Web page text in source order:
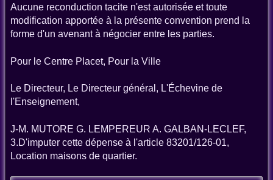
Aucune reconduction tacite n'est autorisée et toute
modification apportée à la présente convention prend la
forme d'un avenant à négocier entre les parties.
Pour le Centre Placet, Pour la Ville
Le Directeur, Le Directeur général, L'Échevine de
l'Enseignement,
J-M. MUTORE G. LEMPEREUR A. GALBAN-LECLEF,
3.D'imputer cette dépense à l'article 83201/126-01,
Location maisons de quartier.